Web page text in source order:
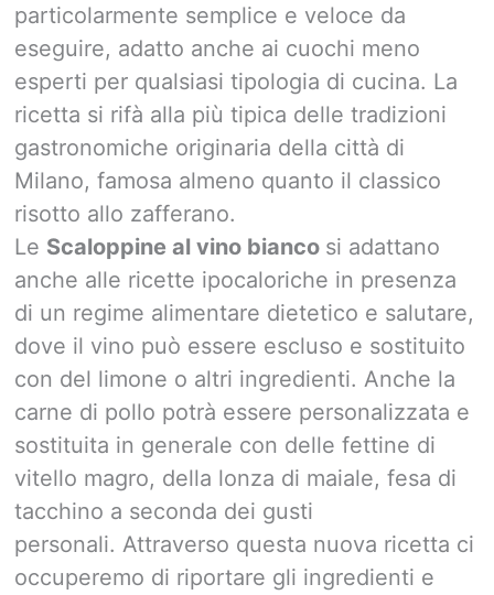
particolarmente semplice e veloce da
eseguire, adatto anche ai cuochi meno
esperti per qualsiasi tipologia di cucina. La
ricetta si rifà alla più tipica delle tradizioni
gastronomiche originaria della città di
Milano, famosa almeno quanto il classico
risotto allo zafferano.
Le Scaloppine al vino bianco si adattano
anche alle ricette ipocaloriche in presenza
di un regime alimentare dietetico e salutare,
dove il vino può essere escluso e sostituito
con del limone o altri ingredienti. Anche la
carne di pollo potrà essere personalizzata e
sostituita in generale con delle fettine di
vitello magro, della lonza di maiale, fesa di
tacchino a seconda dei gusti
personali. Attraverso questa nuova ricetta ci
occuperemo di riportare gli ingredienti e